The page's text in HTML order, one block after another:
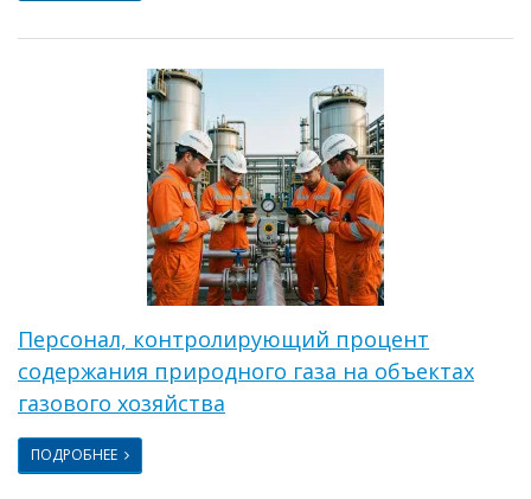
Персонал, контролирующий процент
содержания природного газа на объектах
газового хозяйства
ПОДРОБНЕЕ